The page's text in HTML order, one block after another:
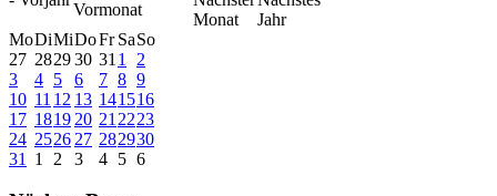
MoDiMiDoFr SaSo
27 282930 31 1
2
3
4 5 6 7 8 9
10 11 12 13 141516
17 1819 20 21 2223
24 2526 27 282930
31
1 2 3 4 5 6